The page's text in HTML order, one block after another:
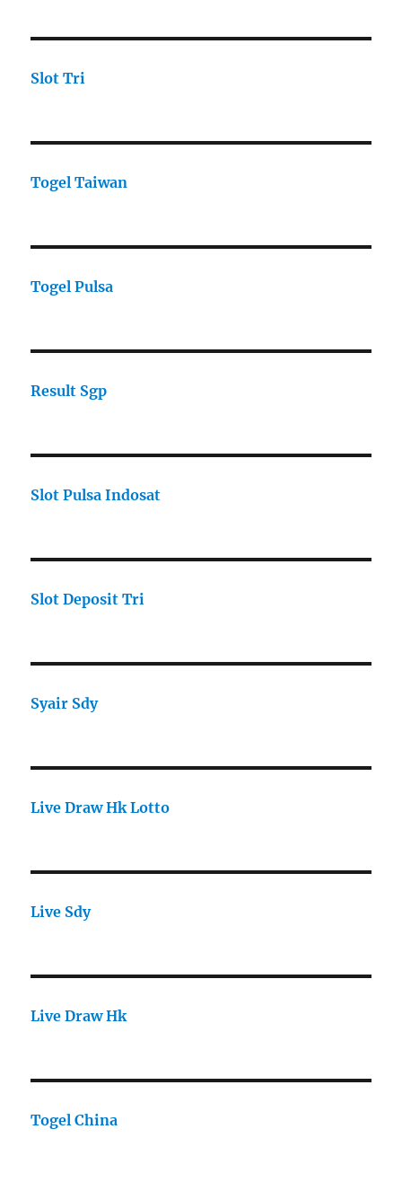
Slot Tri
Togel Taiwan
Togel Pulsa
Result Sgp
Slot Pulsa Indosat
Slot Deposit Tri
Syair Sdy
Live Draw Hk Lotto
Live Sdy
Live Draw Hk
Togel China